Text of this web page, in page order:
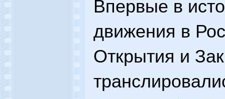
Впервые в
движения в
Открытия и